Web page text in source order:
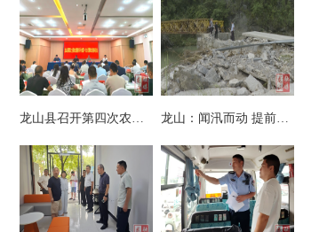
龙山县召开第四次农业普查领导小组第一次会议暨农业普查动员会 龙山：闻汛而动 提前规避 辖区群众实现安全转移